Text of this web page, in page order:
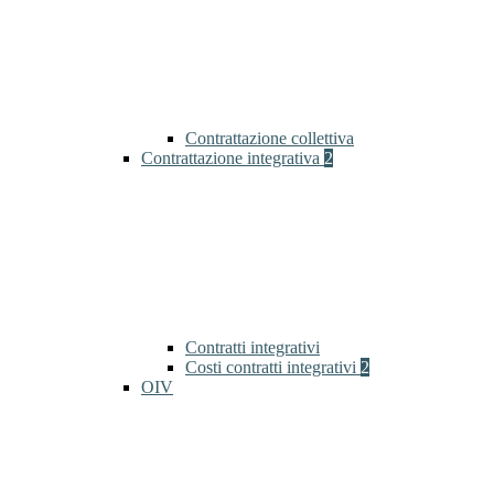
Contrattazione collettiva
Contrattazione integrativa 2
Contratti integrativi
Costi contratti integrativi 2
OIV